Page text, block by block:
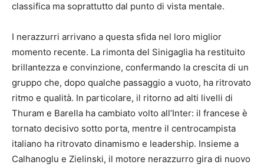
classifica ma soprattutto dal punto di vista mentale.
I nerazzurri arrivano a questa sfida nel loro miglior
momento recente. La rimonta del Sinigaglia ha restituito
brillantezza e convinzione, confermando la crescita di un
gruppo che, dopo qualche passaggio a vuoto, ha ritrovato
ritmo e qualità. In particolare, il ritorno ad alti livelli di
Thuram e Barella ha cambiato volto all’Inter: il francese è
tornato decisivo sotto porta, mentre il centrocampista
italiano ha ritrovato dinamismo e leadership. Insieme a
Calhanoglu e Zielinski, il motore nerazzurro gira di nuovo